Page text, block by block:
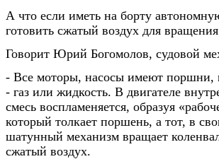
А что если иметь на борту
готовить сжатый воздух для
Говорит Юрий Богомолов, судовой
- Все моторы, насосы имеют поршни,
- газ или жидкость. В двигателе
смесь воспламеняется, образуя
который толкает поршень, а тот, в
шатунный механизм вращает
сжатый воздух.